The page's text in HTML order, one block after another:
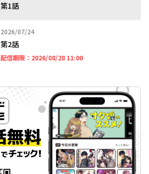
第1話
2026/07/24
2026年07月24日
第2話
配信期限： 2026/08/28 11:002026年08月28日 11時